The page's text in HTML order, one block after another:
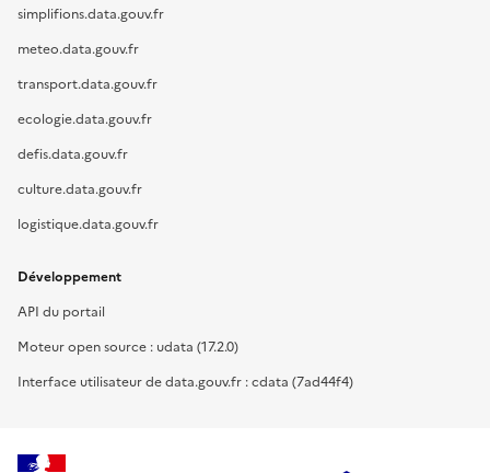
simplifions.data.gouv.fr
meteo.data.gouv.fr
transport.data.gouv.fr
ecologie.data.gouv.fr
defis.data.gouv.fr
culture.data.gouv.fr
logistique.data.gouv.fr
Développement
API du portail
Moteur open source : udata (17.2.0)
Interface utilisateur de data.gouv.fr : cdata (7ad44f4)